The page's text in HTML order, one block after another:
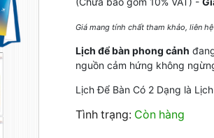
Giá mang tính chất tham khảo, liên
Lịch để bàn phong cảnh
nguồn cảm hứng không
Lịch Để Bàn Có 2 Dạng là
Tình trạng: Còn hàng